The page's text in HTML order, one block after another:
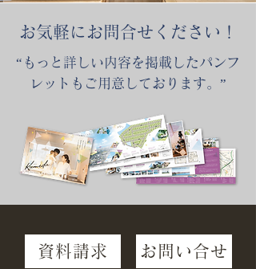
​お気軽にお問合せください！
“もっと詳しい内容を掲載したパンフ
レットもご用意しております。”
資料請求 お問い合せ